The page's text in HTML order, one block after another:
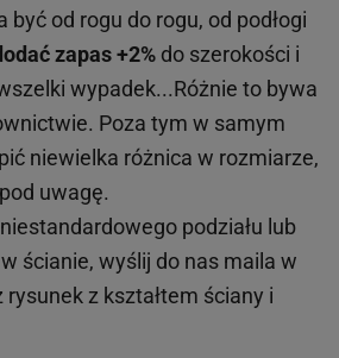
od rogu do rogu, od podłogi
zapas +2% do szerokości i
wypadek...Różnie to bywa
Poza tym w samym
niewielka różnica w rozmiarze,
uwagę.
podziału lub
ścianie, wyślij do nas maila w
rysunek z kształtem ściany i